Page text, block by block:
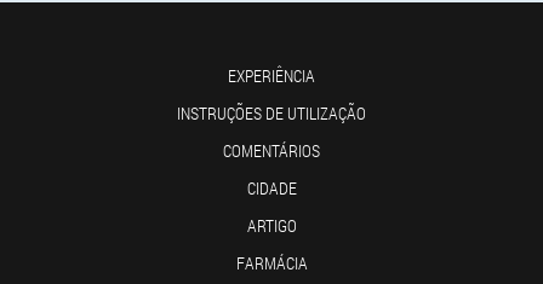
EXPERIÊNCIA
INSTRUÇÕES DE UTILIZAÇÃO
COMENTÁRIOS
CIDADE
ARTIGO
FARMÁCIA